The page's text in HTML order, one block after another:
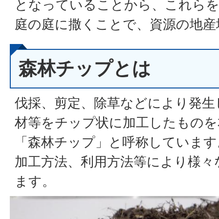
となっていることから、これら
庭の庭に撒くことで、資源の地
森林チップとは
伐採、剪定、除草などにより発
材等をチップ状に加工したもの
「森林チップ」と呼称していま
加工方法、利用方法等により様
ます。